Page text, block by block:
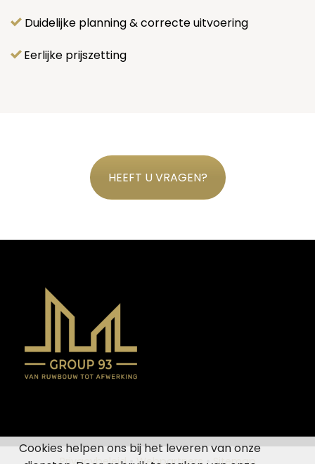
Duidelijke planning & correcte uitvoering
Eerlijke prijszetting
HEEFT U VRAGEN?
Privacybeleid•Webpartners •Sitemap
Cookies helpen ons bij het leveren van onze